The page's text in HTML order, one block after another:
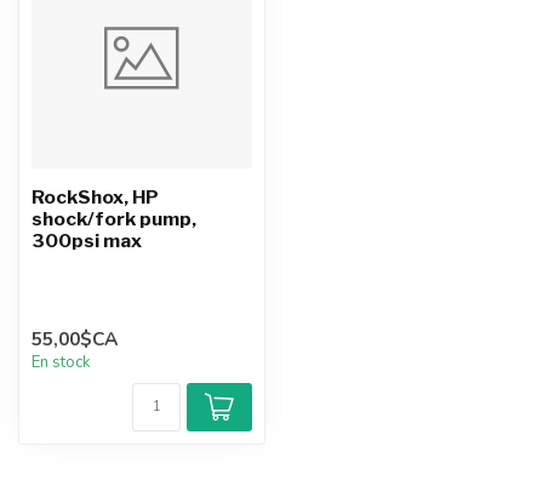
RockShox, HP
shock/fork pump,
300psi max
55,00$CA
En stock